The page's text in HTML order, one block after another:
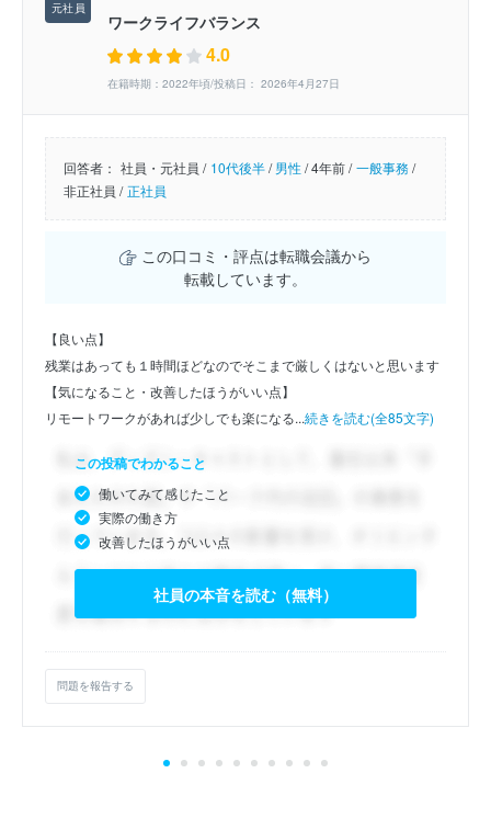
ワークライフバランス
4.0
在籍時期：2022年頃/投稿日： 2026年4月27日
回答者： 社員・元社員 / 10代後半/男性/4年前 / 一般事務/
非正社員 / 正社員
この口コミ・評点は転職会議から
転載しています。
【良い点】
残業はあっても１時間ほどなのでそこまで厳しくはないと思います
【気になること・改善したほうがいい点】
リモートワークがあれば少しでも楽になる...続きを読む(全85文字)
この投稿でわかること
働いてみて感じたこと
実際の働き方
改善したほうがいい点
社員の本音を読む（無料）
問題を報告する